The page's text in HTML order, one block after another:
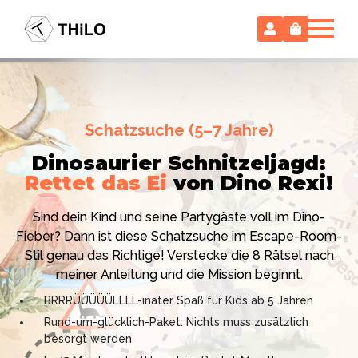
Hollywood-Action im
Kinderzimmer – ohne
Vorbereitungsstress!
Ich bin THiLO, "Dein SPIEGEL"-Bestseller-Autor und
TV-Profi (ZDF "1, 2 oder 3"). Entdecke jetzt meine
Schatzsuchen und Escape Rooms zum Sofort-
Download. Und natürlich meine Ebooks.
Schatzsuche (5–7 Jahre)
Dinosaurier Schnitzeljagd:
Rettet das Ei von Dino Rexi!
Sind dein Kind und seine Partygäste voll im Dino-
Fieber? Dann ist diese Schatzsuche im Escape-Room-
Stil genau das Richtige! Verstecke die 8 Rätsel nach
meiner Anleitung und die Mission beginnt.
BRRRÜÜÜÜÜLLLL-inater Spaß für Kids ab 5 Jahren
Rund-um-glücklich-Paket: Nichts muss zusätzlich
besorgt werden
Escape Room (ab 8 oder 12 Jahre)
Locked-up Agents: Im Labor
des Virologen
Das gab es noch nie: Verwandele dein Zuhause in ein
High-Tech Labor! Unser 24-seitiges PDF enthält alles:
Mission, Agentenausweise, Rätsel und Requisiten.
Knackt den Fall in 90 Minuten!
Kniffliger Rätselspaß für 2 bis 6 Spieler (8 - 11 oder 12–
99 Jahre)
Professionelles PDF: Agentenausweise & Schilder
inklusive